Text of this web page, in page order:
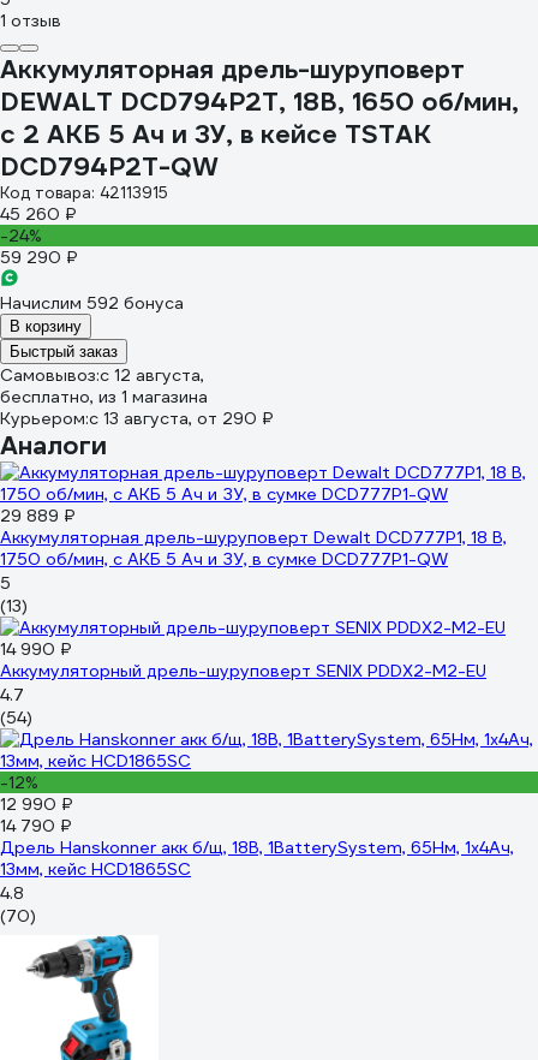
1 отзыв
Аккумуляторная дрель-шуруповерт
DEWALT DCD794P2T, 18В, 1650 об/мин,
с 2 АКБ 5 Ач и ЗУ, в кейсе TSTAK
DCD794P2T-QW
Код товара: 42113915
45 260 ₽
-24%
59 290 ₽
Начислим 592 бонуса
В корзину
Быстрый заказ
Самовывоз:c 12 августа,
бесплатно, из 1 магазина
Курьером:c 13 августа, от 290 ₽
Аналоги
29 889 ₽
Аккумуляторная дрель-шуруповерт Dewalt DCD777P1, 18 В,
1750 об/мин, с АКБ 5 Ач и ЗУ, в сумке DCD777P1-QW
5
(13)
14 990 ₽
Аккумуляторный дрель-шуруповерт SENIX PDDX2-M2-EU
4.7
(54)
-12%
12 990 ₽
14 790 ₽
Дрель Hanskonner акк б/щ, 18В, 1BatterySystem, 65Нм, 1х4Ач,
13мм, кейс HCD1865SC
4.8
(70)